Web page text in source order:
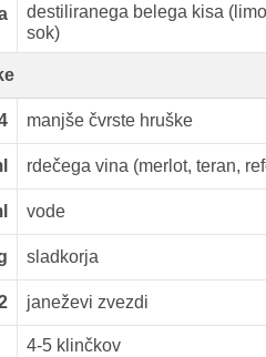
destiliranega belega kisa
sok)
manjše čvrste hruške
rdečega vina (merlot, teran,
vode
sladkorja
janeževi zvezdi
4-5 klinčkov